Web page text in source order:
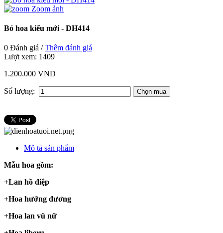
Zoom ảnh
Bó hoa kiểu mới - DH414
0 Đánh giá /Thêm đánh giá
Lượt xem: 1409
1.200.000 VND
Số lượng:
Mô tả sản phẩm
Mẫu hoa gồm:
+Lan hồ điệp
+Hoa hướng dương
+Hoa lan vũ nữ